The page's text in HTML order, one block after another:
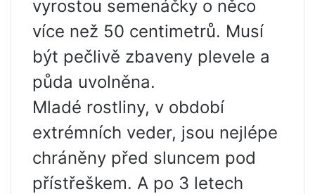
vyrostou semenáčky o něco
více než 50 centimetrů. Musí
být pečlivě zbaveny plevele a
půda uvolněna.
Mladé rostliny, v období
extrémních veder, jsou nejlépe
chráněny před sluncem pod
přístřeškem. A po 3 letech